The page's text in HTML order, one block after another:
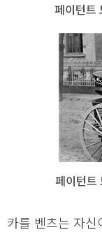
페이턴
페이턴트
카를 벤츠는 자